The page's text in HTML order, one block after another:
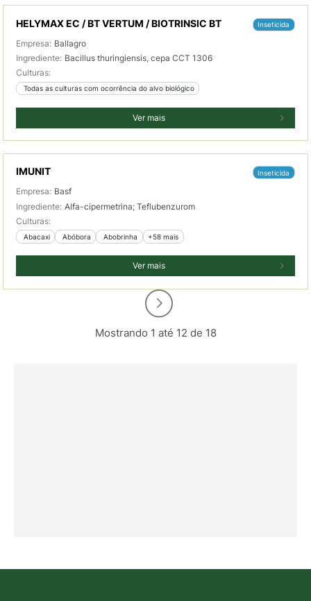
HELYMAX EC / BT VERTUM / BIOTRINSIC BT Inseticida
Empresa: Ballagro
Ingrediente: Bacillus thuringiensis, cepa CCT 1306
Culturas:
Todas as culturas com ocorrência do alvo biológico
Ver mais
IMUNIT Inseticida
Empresa: Basf
Ingrediente: Alfa-cipermetrina; Teflubenzurom
Culturas:
Abacaxi Abóbora Abobrinha +58 mais
Ver mais
Mostrando 1 até 12 de 18